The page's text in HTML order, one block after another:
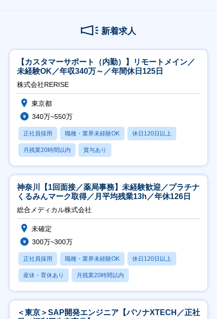
新着求人
【カスタマーサポート（内勤）】リモートメイン／
未経験OK／年収340万～／年間休日125日
株式会社RERISE
東京都
340万~550万
正社員採用 職種・業界未経験OK 休日120日以上
月残業20時間以内 賞与あり
神奈川【1回面接／薬局事務】未経験歓迎／プラチナ
くるみんマーク取得／月平均残業13h／年休126日
総合メディカル株式会社
未確定
300万~300万
正社員採用 職種・業界未経験OK 休日120日以上
産休・育休あり 月残業20時間以内
＜東京＞SAP開発エンジニア【パソナXTECH／正社